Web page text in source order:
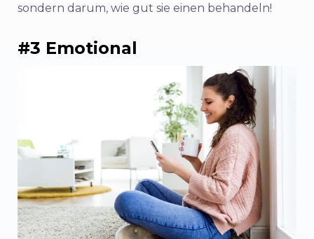
sondern darum, wie gut sie einen behandeln!
#3 Emotional